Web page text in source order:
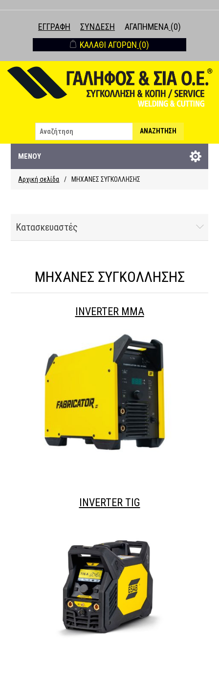
ΕΓΓΡΑΦΉ ΣΎΝΔΕΣΗ ΑΓΑΠΗΜΈΝΑ (0)
ΚΑΛΆΘΙ ΑΓΟΡΏΝ (0)
ΑΝΑΖΉΤΗΣΗ
ΜΕΝΟΎ
Αρχική σελίδα / ΜΗΧΑΝΕΣ ΣΥΓΚΟΛΛΗΣΗΣ
Κατασκευαστές
ΜΗΧΑΝΕΣ ΣΥΓΚΟΛΛΗΣΗΣ
INVERTER MMA
INVERTER TIG